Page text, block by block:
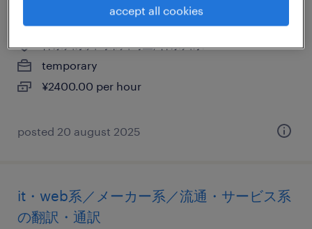
通・サービス系のプログラマー
神奈川県川崎市川崎区, 神奈川県
temporary
¥2400.00 per hour
posted 20 august 2025
it・web系／メーカー系／流通・サービス系
の翻訳・通訳
accept all cookies